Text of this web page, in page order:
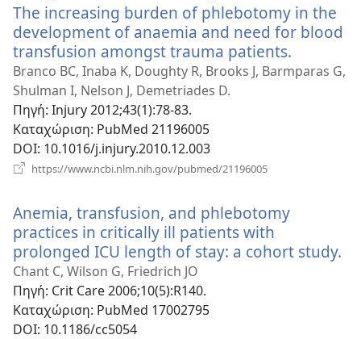
The increasing burden of phlebotomy in the
development of anaemia and need for blood
transfusion amongst trauma patients.
νέο
Branco BC, Inaba K, Doughty R, Brooks J, Barmparas G,
Shulman I, Nelson J, Demetriades D.
Πηγή‎: Injury 2012;43(1):78-83.
Καταχώριση‎: PubMed 21196005
DOI‎: 10.1016/j.injury.2010.12.003
https://www.ncbi.nlm.nih.gov/pubmed/21196005
Anemia, transfusion, and phlebotomy
practices in critically ill patients with
prolonged ICU length of stay: a cohort study.
Chant C, Wilson G, Friedrich JO
Πηγή‎: Crit Care 2006;10(5):R140.
Καταχώριση‎: PubMed 17002795
DOI‎: 10.1186/cc5054